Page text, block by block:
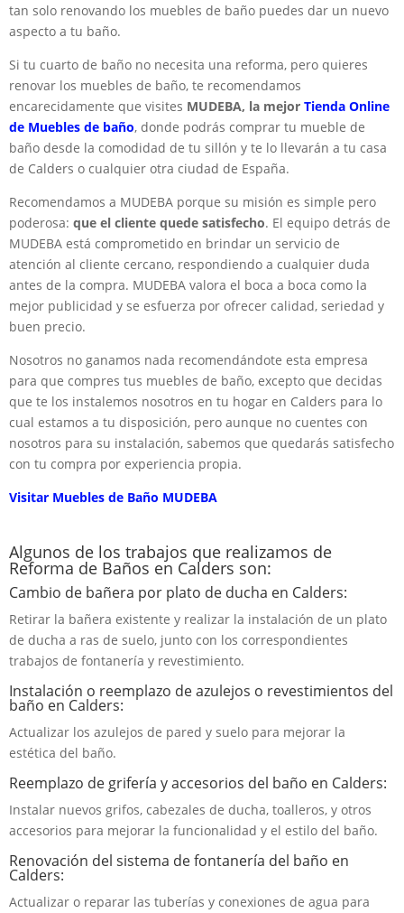
tan solo renovando los muebles de baño puedes dar un nuevo
aspecto a tu baño.
Si tu cuarto de baño no necesita una reforma, pero quieres
renovar los muebles de baño, te recomendamos
encarecidamente que visites MUDEBA, la mejor Tienda Online
de Muebles de baño, donde podrás comprar tu mueble de
baño desde la comodidad de tu sillón y te lo llevarán a tu casa
de Calders o cualquier otra ciudad de España.
Recomendamos a MUDEBA porque su misión es simple pero
poderosa: que el cliente quede satisfecho. El equipo detrás de
MUDEBA está comprometido en brindar un servicio de
atención al cliente cercano, respondiendo a cualquier duda
antes de la compra. MUDEBA valora el boca a boca como la
mejor publicidad y se esfuerza por ofrecer calidad, seriedad y
buen precio.
Nosotros no ganamos nada recomendándote esta empresa
para que compres tus muebles de baño, excepto que decidas
que te los instalemos nosotros en tu hogar en Calders para lo
cual estamos a tu disposición, pero aunque no cuentes con
nosotros para su instalación, sabemos que quedarás satisfecho
con tu compra por experiencia propia.
Visitar Muebles de Baño MUDEBA
Algunos de los trabajos que realizamos de
Reforma de Baños en Calders son:
Cambio de bañera por plato de ducha en Calders:
Retirar la bañera existente y realizar la instalación de un plato
de ducha a ras de suelo, junto con los correspondientes
trabajos de fontanería y revestimiento.
Instalación o reemplazo de azulejos o revestimientos del
baño en Calders:
Actualizar los azulejos de pared y suelo para mejorar la
estética del baño.
Reemplazo de grifería y accesorios del baño en Calders:
Instalar nuevos grifos, cabezales de ducha, toalleros, y otros
accesorios para mejorar la funcionalidad y el estilo del baño.
Renovación del sistema de fontanería del baño en
Calders:
Actualizar o reparar las tuberías y conexiones de agua para